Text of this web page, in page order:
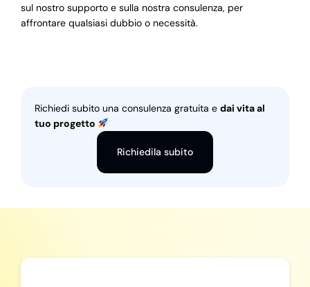
sul nostro supporto e sulla nostra consulenza, per
affrontare qualsiasi dubbio o necessità.
Richiedi subito una consulenza gratuita e dai vita al
tuo progetto
Richiedila subito